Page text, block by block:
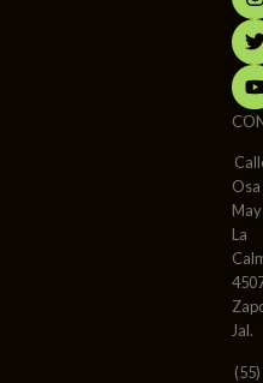
Osa
La
Jal.
(55)